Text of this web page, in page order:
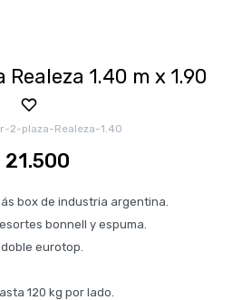
1.40 m x 1.90
2-plaza-Realeza-1.40
21.500
box de industria argentina.
bonnell y espuma.
eurotop.
120 kg por lado.